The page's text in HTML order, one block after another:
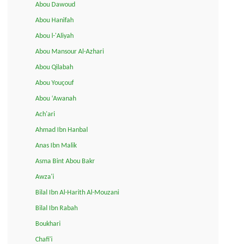
Abou Dawoud
Abou Hanifah
Abou l-'Aliyah
Abou Mansour Al-Azhari
Abou Qilabah
Abou Youçouf
Abou ‘Awanah
Ach'ari
Ahmad Ibn Hanbal
Anas Ibn Malik
Asma Bint Abou Bakr
Awza'i
Bilal Ibn Al-Harith Al-Mouzani
Bilal Ibn Rabah
Boukhari
Chafi'i